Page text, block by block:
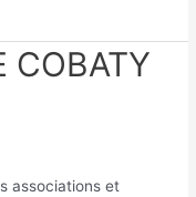
COBATY
associations et